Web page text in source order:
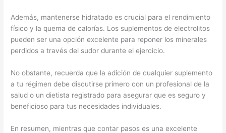
Además, mantenerse hidratado es crucial para el rendimiento
físico y la quema de calorías. Los suplementos de electrolitos
pueden ser una opción excelente para reponer los minerales
perdidos a través del sudor durante el ejercicio.
No obstante, recuerda que la adición de cualquier suplemento
a tu régimen debe discutirse primero con un profesional de la
salud o un dietista registrado para asegurar que es seguro y
beneficioso para tus necesidades individuales.
En resumen, mientras que contar pasos es una excelente